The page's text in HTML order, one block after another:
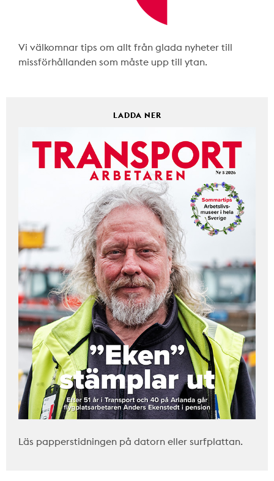
Vi välkomnar tips om allt från glada nyheter till
missförhållanden som måste upp till ytan.
LADDA NER
Läs papperstidningen på datorn eller surfplattan.